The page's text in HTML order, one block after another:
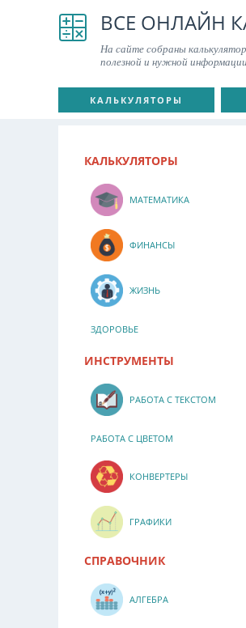
ВСЕ ОНЛАЙН
На сайте собраны
полезной и нужной
КАЛЬКУЛЯТОРЫ
КАЛЬКУЛЯТОРЫ
МАТЕМАТИКА
ФИНАНСЫ
ЖИЗНЬ
ЗДОРОВЬЕ
ИНСТРУМЕНТЫ
РАБОТА С ТЕКСТОМ
РАБОТА С ЦВЕТОМ
КОНВЕРТЕРЫ
ГРАФИКИ
СПРАВОЧНИК
АЛГЕБРА